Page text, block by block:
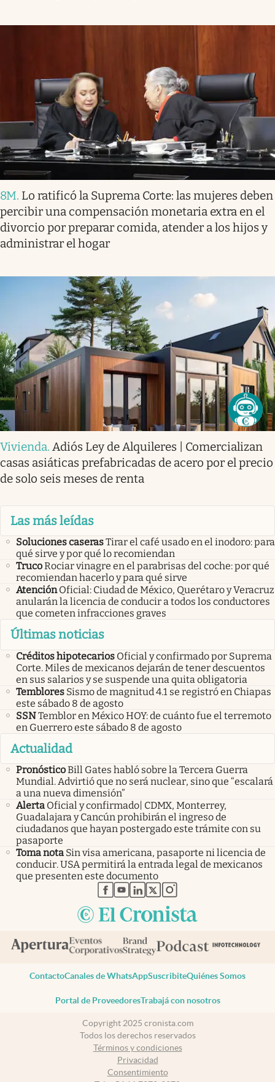
8M. Lo ratificó la Suprema Corte: las mujeres deben
percibir una compensación monetaria extra en el
divorcio por preparar comida, atender a los hijos y
administrar el hogar
Vivienda. Adiós Ley de Alquileres | Comercializan
casas asiáticas prefabricadas de acero por el precio
de solo seis meses de renta
Las más leídas
Soluciones caserasTirar el café usado en el inodoro: para
qué sirve y por qué lo recomiendan
TrucoRociar vinagre en el parabrisas del coche: por qué
recomiendan hacerlo y para qué sirve
Atención Oficial: Ciudad de México, Querétaro y Veracruz
anularán la licencia de conducir a todos los conductores
que cometen infracciones graves
Últimas noticias
Créditos hipotecarios Oficial y confirmado por Suprema
Corte. Miles de mexicanos dejarán de tener descuentos
en sus salarios y se suspende una quita obligatoria
Temblores Sismo de magnitud 4.1 se registró en Chiapas
este sábado 8 de agosto
SSNTemblor en México HOY: de cuánto fue el terremoto
en Guerrero este sábado 8 de agosto
Actualidad
PronósticoBill Gates habló sobre la Tercera Guerra
Mundial. Advirtió que no será nuclear, sino que “escalará
a una nueva dimensión”
Alerta Oficial y confirmado| CDMX, Monterrey,
Guadalajara y Cancún prohibirán el ingreso de
ciudadanos que hayan postergado este trámite con su
pasaporte
Toma nota Sin visa americana, pasaporte ni licencia de
conducir. USA permitirá la entrada legal de mexicanos
que presenten este documento
abre en nueva pestaña
abre en nueva pestaña
abre en nueva pestaña
abre en nueva pestaña
abre en nueva pestaña
ContactoCanales de WhatsAppSuscribiteQuiénes Somos
Portal de ProveedoresTrabajá con nosotros
Copyright 2025 cronista.com
Todos los derechos reservados
Términos y condiciones
Privacidad
Consentimiento